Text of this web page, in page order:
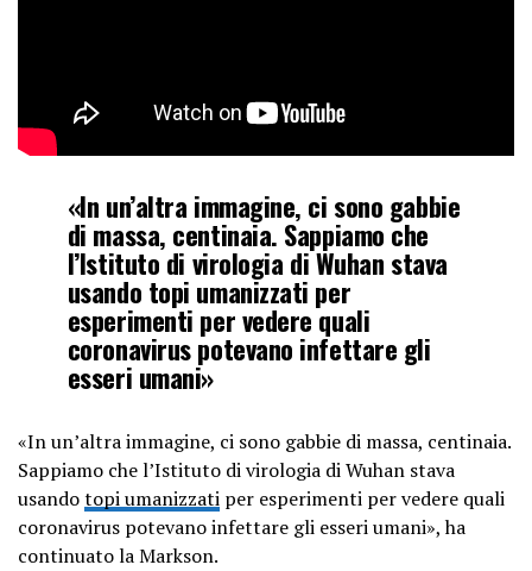
«In un’altra immagine, ci sono gabbie
di massa, centinaia. Sappiamo che
l’Istituto di virologia di Wuhan stava
usando topi umanizzati per
esperimenti per vedere quali
coronavirus potevano infettare gli
esseri umani»
«In un’altra immagine, ci sono gabbie di massa, centinaia.
Sappiamo che l’Istituto di virologia di Wuhan stava
usandotopi umanizzati per esperimenti per vedere quali
coronavirus potevano infettare gli esseri umani», ha
continuato la Markson.